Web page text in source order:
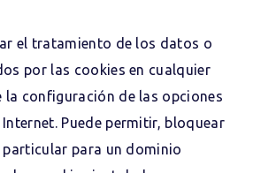
el tratamiento de los datos o
por las cookies en cualquier
la configuración de las opciones
Puede permitir, bloquear
para un dominio